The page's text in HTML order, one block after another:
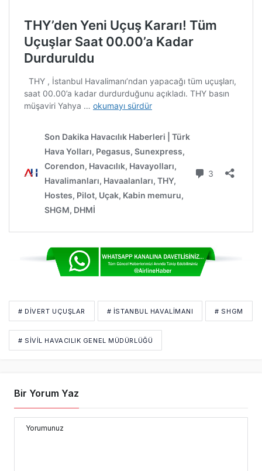
# DIVERT UÇUŞLAR # İSTANBUL HAVALİMANI # SHGM
# SIVIL HAVACILIK GENEL MÜDÜRLÜĞÜ
Bir Yorum Yaz
Yorumunuz